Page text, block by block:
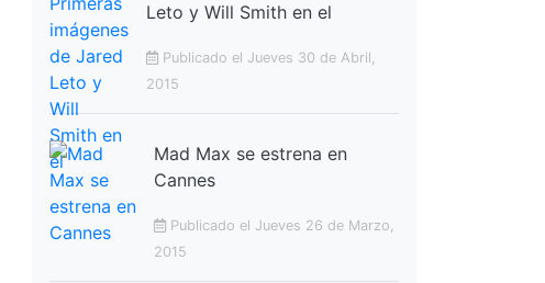
Leto y Will Smith en el
Publicado el Jueves 30 de Abril,
2015
Mad Max se estrena en
Cannes
Publicado el Jueves 26 de Marzo,
2015